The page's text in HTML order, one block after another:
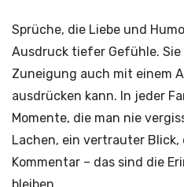
Sprüche, die Liebe und
Ausdruck tiefer Gefühle. Sie
Zuneigung auch mit einem
ausdrücken kann. In jeder
Momente, die man nie
Lachen, ein vertrauter
Kommentar – das sind die